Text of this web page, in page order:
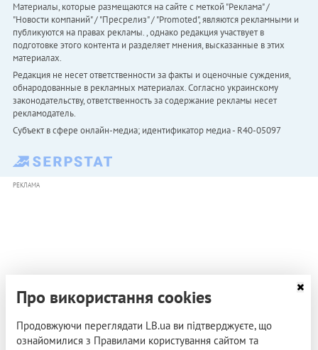
Материалы, которые размещаются на сайте с меткой "Реклама" /
"Новости компаний" / "Пресрелиз" / "Promoted", являются рекламными и
публикуются на правах рекламы. , однако редакция участвует в
подготовке этого контента и разделяет мнения, высказанные в этих
материалах.
Редакция не несет ответственности за факты и оценочные суждения,
обнародованные в рекламных материалах. Согласно украинскому
законодательству, ответственность за содержание рекламы несет
рекламодатель.
Субъект в сфере онлайн-медиа; идентификатор медиа - R40-05097
РЕКЛАМА
Про використання cookies
Продовжуючи переглядати LB.ua ви підтверджуєте, що
ознайомилися з Правилами користування сайтом та